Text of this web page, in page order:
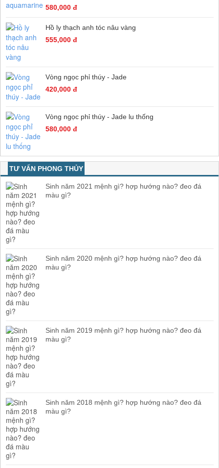
580,000 đ
Hồ ly thạch anh tóc nâu vàng
555,000 đ
Vòng ngọc phỉ thúy - Jade
420,000 đ
Vòng ngọc phỉ thúy - Jade lu thống
580,000 đ
TƯ VẤN PHONG THỦY
Sinh năm 2021 mệnh gì? hợp hướng nào? đeo đá
màu gì?
Sinh năm 2020 mệnh gì? hợp hướng nào? đeo đá
màu gì?
Sinh năm 2019 mệnh gì? hợp hướng nào? đeo đá
màu gì?
Sinh năm 2018 mệnh gì? hợp hướng nào? đeo đá
màu gì?